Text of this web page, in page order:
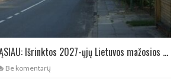
PASKATA KURTI DRĄSIAU: Išrinktos 2027-ųjų Lietuvos mažosios kultūros sostinės
Be komentarų